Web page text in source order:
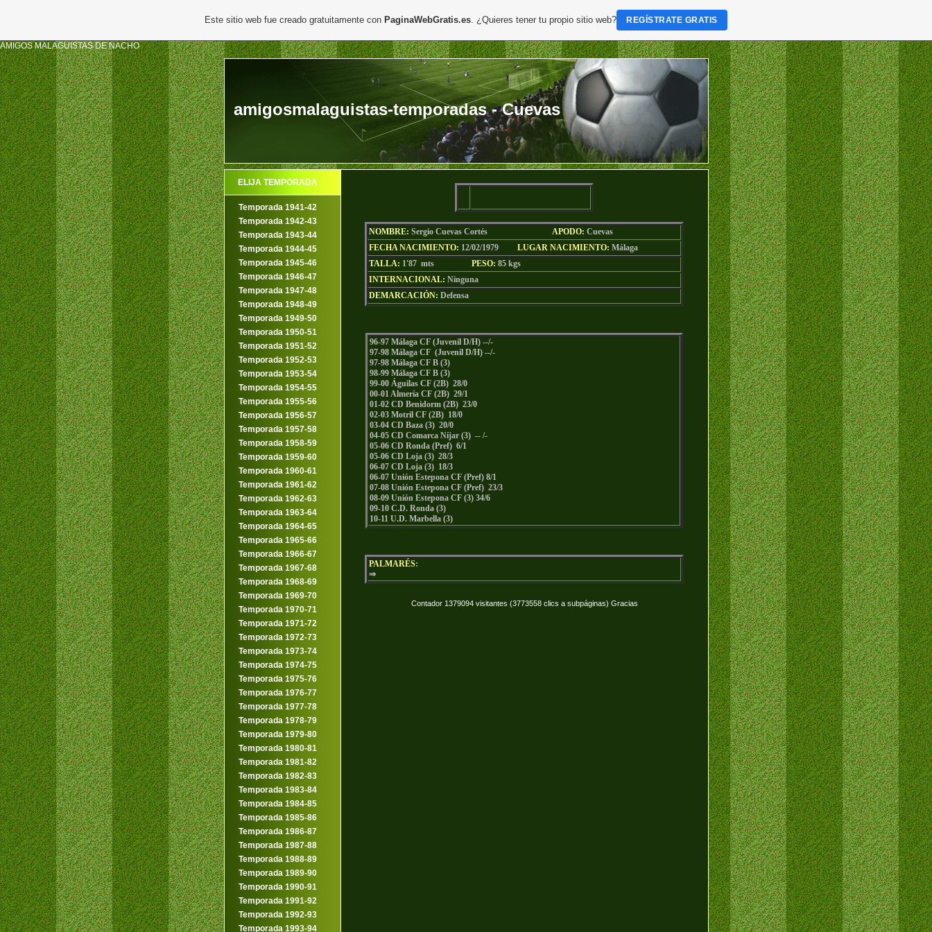
AMIGOS MALAGUISTAS DE NACHO
amigosmalaguistas-temporadas - Cuevas
ELIJA TEMPORADA
Temporada 1941-42
Temporada 1942-43
Temporada 1943-44
Temporada 1944-45
Temporada 1945-46
Temporada 1946-47
Temporada 1947-48
Temporada 1948-49
Temporada 1949-50
Temporada 1950-51
Temporada 1951-52
Temporada 1952-53
Temporada 1953-54
Temporada 1954-55
Temporada 1955-56
Temporada 1956-57
Temporada 1957-58
Temporada 1958-59
Temporada 1959-60
Temporada 1960-61
Temporada 1961-62
Temporada 1962-63
Temporada 1963-64
Temporada 1964-65
Temporada 1965-66
Temporada 1966-67
Temporada 1967-68
Temporada 1968-69
Temporada 1969-70
Temporada 1970-71
Temporada 1971-72
Temporada 1972-73
Temporada 1973-74
Temporada 1974-75
Temporada 1975-76
Temporada 1976-77
Temporada 1977-78
Temporada 1978-79
Temporada 1979-80
Temporada 1980-81
Temporada 1981-82
Temporada 1982-83
Temporada 1983-84
Temporada 1984-85
Temporada 1985-86
Temporada 1986-87
Temporada 1987-88
Temporada 1988-89
Temporada 1989-90
Temporada 1990-91
Temporada 1991-92
Temporada 1992-93
Temporada 1993-94
NOMBRE: Sergio Cuevas Cortés APODO: Cuevas
FECHA NACIMIENTO: 12/02/1979 LUGAR NACIMIENTO: Málaga
TALLA: 1'87 mts PESO: 85 kgs
INTERNACIONAL: Ninguna
DEMARCACIÓN: Defensa
96-97 Málaga CF (Juvenil D/H) --/-
97-98 Málaga CF (Juvenil D/H) --/-
97-98 Málaga CF B (3)
98-99 Málaga CF B (3)
99-00 Águilas CF (2B) 28/0
00-01 Almería CF (2B) 29/1
01-02 CD Benidorm (2B) 23/0
02-03 Motril CF (2B) 18/0
03-04 CD Baza (3) 20/0
04-05 CD Comarca Níjar (3) -- /-
05-06 CD Ronda (Pref) 6/1
05-06 CD Loja (3) 28/3
06-07 CD Loja (3) 18/3
06-07 Unión Estepona CF (Pref) 8/1
07-08 Unión Estepona CF (Pref) 23/3
08-09 Unión Estepona CF (3) 34/6
09-10 C.D. Ronda (3)
10-11 U.D. Marbella (3)
PALMARÉS:
⇒
Contador 1379094 visitantes (3773558 clics a subpáginas) Gracias
Este sitio web fue creado gratuitamente con PaginaWebGratis.es. ¿Quieres tener tu propio sitio web? REGÍSTRATE GRATIS